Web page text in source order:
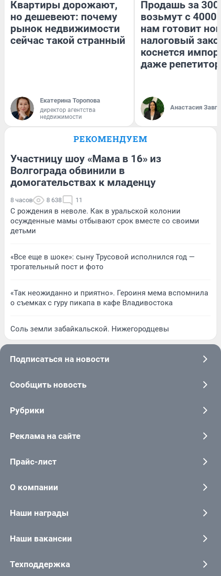
Квартиры дорожают,
но дешевеют: почему
рынок недвижимости
сейчас такой странный
Екатерина Торопова
директор агентства
недвижимости
Продашь за
возьмут с
нам готовит
налоговый
коснется
даже
Анастасия
РЕКОМЕНДУЕМ
Участницу шоу «Мама в 16» из
Волгограда обвинили в
домогательствах к младенцу
8 часов 8 638 11
С рождения в неволе. Как в уральской колонии
осужденные мамы отбывают срок вместе со своими
детьми
«Все еще в шоке»: сыну Трусовой исполнился год —
трогательный пост и фото
«Так неожиданно и приятно». Героиня мема вспомнила
о съемках с гуру пикапа в кафе Владивостока
Соль земли забайкальской. Нижегородцевы
Подписаться на новости
Сообщить новость
Рубрики
Реклама на сайте
Прайс-лист
О компании
Наши награды
Наши вакансии
Техподдержка